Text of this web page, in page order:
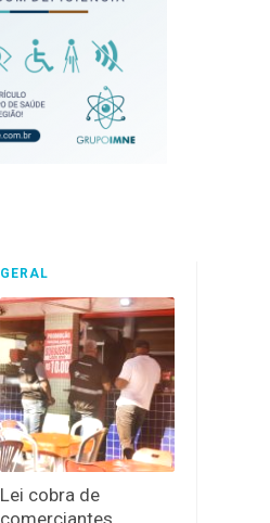
GERAL
Lei cobra de